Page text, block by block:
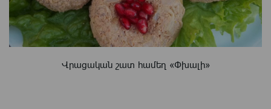
Վրացական շատ համեղ «Փխալի»